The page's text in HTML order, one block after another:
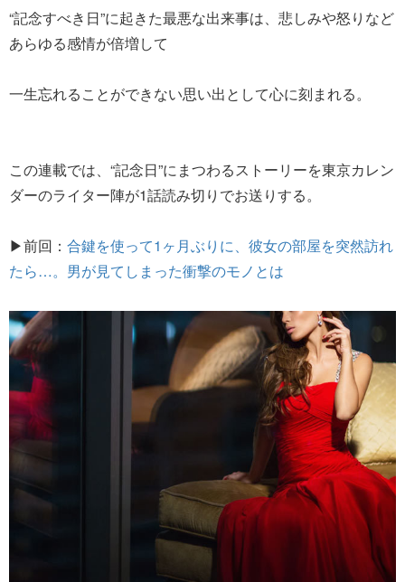
“記念すべき日”に起きた最悪な出来事は、悲しみや怒りなど
あらゆる感情が倍増して
一生忘れることができない思い出として心に刻まれる。
この連載では、“記念日”にまつわるストーリーを東京カレン
ダーのライター陣が1話読み切りでお送りする。
▶前回： 合鍵を使って1ヶ月ぶりに、彼女の部屋を突然訪れ
たら…。男が見てしまった衝撃のモノとは